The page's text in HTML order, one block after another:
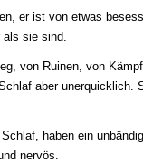
er ist von etwas
sie sind.
von Ruinen, von
aber unerquicklich.
haben ein
nervös.